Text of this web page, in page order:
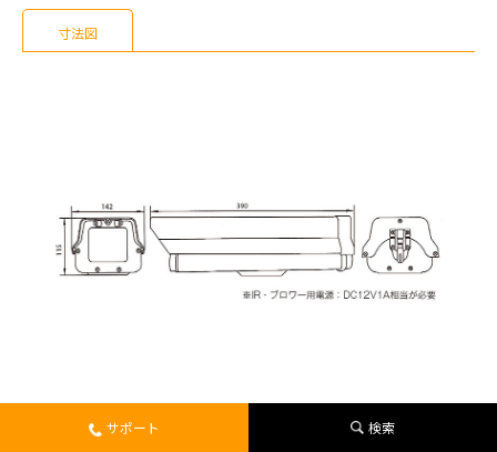
寸法図
サポート 検索